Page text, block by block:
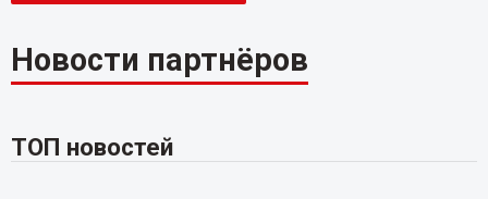
Новости партнёров
ТОП новостей